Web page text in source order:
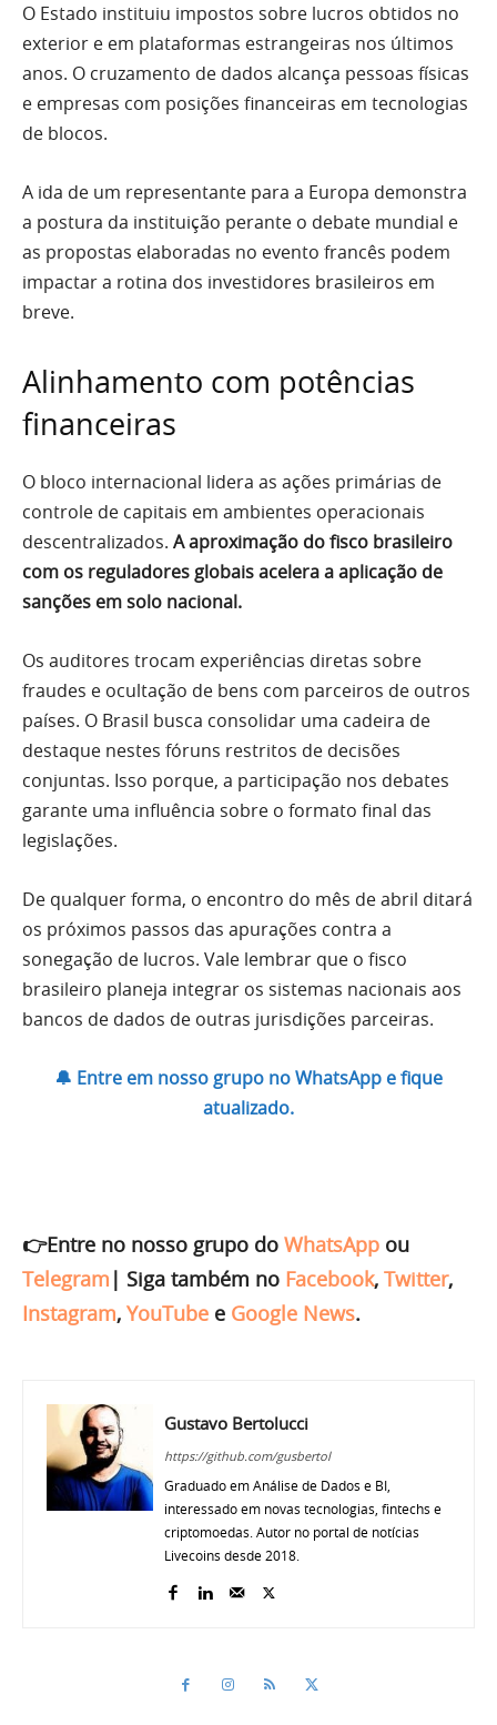
O Estado instituiu impostos sobre lucros obtidos no
exterior e em plataformas estrangeiras nos últimos
anos. O cruzamento de dados alcança pessoas físicas
e empresas com posições financeiras em tecnologias
de blocos.
A ida de um representante para a Europa demonstra
a postura da instituição perante o debate mundial e
as propostas elaboradas no evento francês podem
impactar a rotina dos investidores brasileiros em
breve.
Alinhamento com potências
financeiras
O bloco internacional lidera as ações primárias de
controle de capitais em ambientes operacionais
descentralizados. A aproximação do fisco brasileiro
com os reguladores globais acelera a aplicação de
sanções em solo nacional.
Os auditores trocam experiências diretas sobre
fraudes e ocultação de bens com parceiros de outros
países. O Brasil busca consolidar uma cadeira de
destaque nestes fóruns restritos de decisões
conjuntas. Isso porque, a participação nos debates
garante uma influência sobre o formato final das
legislações.
De qualquer forma, o encontro do mês de abril ditará
os próximos passos das apurações contra a
sonegação de lucros. Vale lembrar que o fisco
brasileiro planeja integrar os sistemas nacionais aos
bancos de dados de outras jurisdições parceiras.
🔔 Entre em nosso grupo no WhatsApp e fique
atualizado.
👉Entre no nosso grupo do WhatsApp ou
Telegram | Siga também no Facebook, Twitter,
Instagram, YouTube e Google News.
Gustavo Bertolucci
https://github.com/gusbertol
Graduado em Análise de Dados e BI,
interessado em novas tecnologias, fintechs e
criptomoedas. Autor no portal de notícias
Livecoins desde 2018.